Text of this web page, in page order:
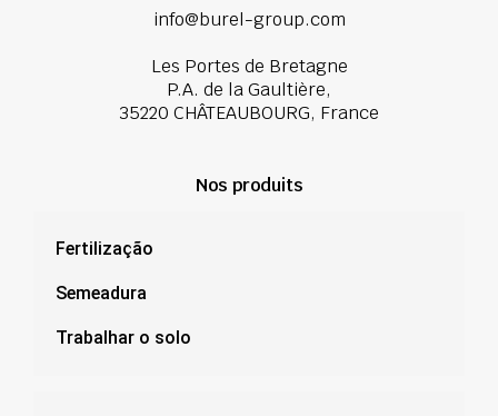
info@burel-group.com
Les Portes de Bretagne
P.A. de la Gaultière,
35220 CHÂTEAUBOURG, France
Nos produits
Fertilização
Semeadura
Trabalhar o solo